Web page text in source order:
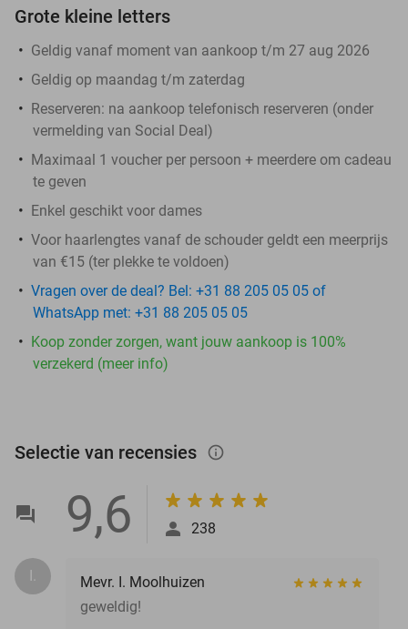
Grote kleine letters
Geldig vanaf moment van aankoop t/m 27 aug 2026
Geldig op maandag t/m zaterdag
Reserveren: na aankoop telefonisch reserveren (onder
vermelding van Social Deal)
Maximaal 1 voucher per persoon + meerdere om cadeau
te geven
Enkel geschikt voor dames
Voor haarlengtes vanaf de schouder geldt een meerprijs
van €15 (ter plekke te voldoen)
Vragen over de deal? Bel: +31 88 205 05 05 of
WhatsApp met: +31 88 205 05 05
Koop zonder zorgen, want jouw aankoop is 100%
verzekerd (meer info)
Selectie van recensies info_outlined
9,6 238
I.
Mevr. I. Moolhuizen
geweldig!